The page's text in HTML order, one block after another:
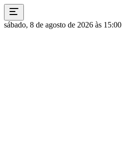
sábado, 8 de agosto de 2026 às 15:00